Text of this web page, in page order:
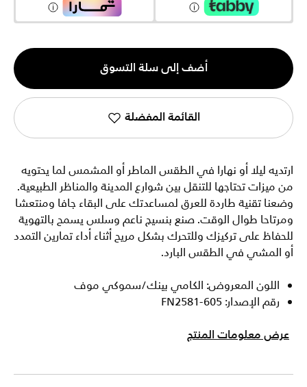
الكمية
1
أضف إلى سلة التسوق
القائمة المفضلة
ارتديه ليلا أو نهارا في الطقس الماطر أو المشمس لما يحتويه
من ميزات تحتاجها للتنقل بين شوارع المدينة والمناظر الطبيعية.
وضعنا تقنية طاردة للعرق لمساعدتك على البقاء جافا ومنتعشا
ومرتاحا طوال الوقت. صنع بنسيج ناعم وسلس يسمح بالتهوية
للحفاظ على تركيزك وللتحرك بشكل مريح أثناء أداء تمارين التمدد
أو المشي في الطقس البارد.
اللون المعروض: الكامي بينك/سموكي موف
رقم الإصدار: FN2581-605
عرض معلومات المنتج